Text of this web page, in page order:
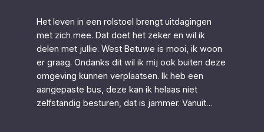
Het leven in een rolstoel brengt uitdagingen
met zich mee. Dat doet het zeker en wil ik
delen met jullie. West Betuwe is mooi, ik woon
er graag. Ondanks dit wil ik mij ook buiten deze
omgeving kunnen verplaatsen. Ik heb een
aangepaste bus, deze kan ik helaas niet
zelfstandig besturen, dat is jammer. Vanuit…